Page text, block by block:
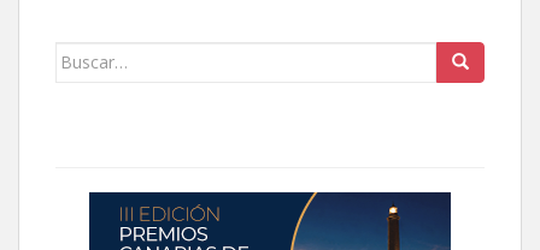
Buscar: